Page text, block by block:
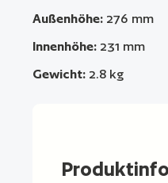
Außenhöhe: 276 mm
Innenhöhe: 231 mm
Gewicht: 2.8 kg